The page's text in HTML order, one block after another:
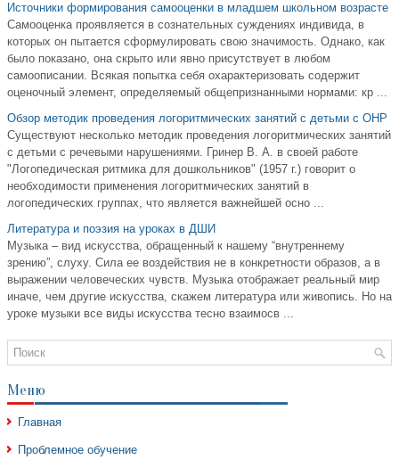
Источники формирования самооценки в младшем школьном возрасте
Самооценка проявляется в сознательных суждениях индивида, в
которых он пытается сформулировать свою значимость. Однако, как
было показано, она скрыто или явно присутствует в любом
самоописании. Всякая попытка себя охарактеризовать содержит
оценочный элемент, определяемый общепризнанными нормами: кр ...
Обзор методик проведения логоритмических занятий с детьми с ОНР
Существуют несколько методик проведения логоритмических занятий
с детьми с речевыми нарушениями. Гринер В. А. в своей работе
"Логопедическая ритмика для дошкольников" (1957 г.) говорит о
необходимости применения логоритмических занятий в
логопедических группах, что является важнейшей осно ...
Литература и поэзия на уроках в ДШИ
Музыка – вид искусства, обращенный к нашему “внутреннему
зрению”, слуху. Сила ее воздействия не в конкретности образов, а в
выражении человеческих чувств. Музыка отображает реальный мир
иначе, чем другие искусства, скажем литература или живопись. Но на
уроке музыки все виды искусства тесно взаимосв ...
Меню
Главная
Проблемное обучение